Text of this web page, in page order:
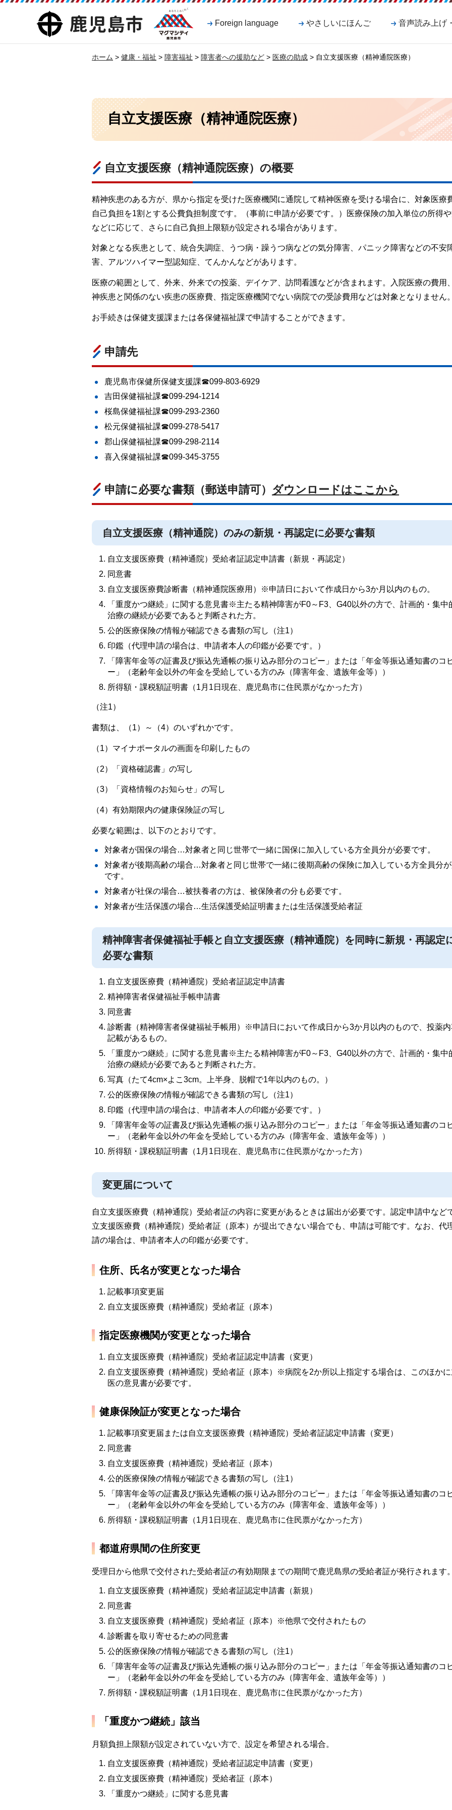
鹿児島市
マグマシティ
鹿児島市
Foreign language やさしいにほんご 音声読み上げ
ホーム > 健康・福祉 > 障害福祉 > 障害者への援助など > 医療の助成 > 自立支援医療（精神通院医療）
自立支援医療（精神通院医療）
自立支援医療（精神通院医療）の概要
精神疾患のある方が、県から指定を受けた医療機関に通院して精神医療を受ける場合に、対象医療
自己負担を1割とする公費負担制度です。（事前に申請が必要です。）医療保険の加入単位の所得
などに応じて、さらに自己負担上限額が設定される場合があります。
対象となる疾患として、統合失調症、うつ病・躁うつ病などの気分障害、パニック障害などの不安
害、アルツハイマー型認知症、てんかんなどがあります。
医療の範囲として、外来、外来での投薬、デイケア、訪問看護などが含まれます。入院医療の費用
神疾患と関係のない疾患の医療費、指定医療機関でない病院での受診費用などは対象となりません
お手続きは保健支援課または各保健福祉課で申請することができます。
申請先
鹿児島市保健所保健支援課☎099-803-6929
吉田保健福祉課☎099-294-1214
桜島保健福祉課☎099-293-2360
松元保健福祉課☎099-278-5417
郡山保健福祉課☎099-298-2114
喜入保健福祉課☎099-345-3755
申請に必要な書類（郵送申請可） ダウンロードはここから
自立支援医療（精神通院）のみの新規・再認定に必要な書類
自立支援医療費（精神通院）受給者証認定申請書（新規・再認定）
同意書
自立支援医療費診断書（精神通院医療用）※申請日において作成日から3か月以内のもの。
「重度かつ継続」に関する意見書※主たる精神障害がF0～F3、G40以外の方で、計画的・集中
治療の継続が必要であると判断された方。
公的医療保険の情報が確認できる書類の写し（注1）
印鑑（代理申請の場合は、申請者本人の印鑑が必要です。）
「障害年金等の証書及び振込先通帳の振り込み部分のコピー」または「年金等振込通知書のコ
ー」（老齢年金以外の年金を受給している方のみ（障害年金、遺族年金等））
所得額・課税額証明書（1月1日現在、鹿児島市に住民票がなかった方）
（注1）
書類は、（1）～（4）のいずれかです。
（1）マイナポータルの画面を印刷したもの
（2）「資格確認書」の写し
（3）「資格情報のお知らせ」の写し
（4）有効期限内の健康保険証の写し
必要な範囲は、以下のとおりです。
対象者が国保の場合…対象者と同じ世帯で一緒に国保に加入している方全員分が必要です。
対象者が後期高齢の場合…対象者と同じ世帯で一緒に後期高齢の保険に加入している方全員分
です。
対象者が社保の場合…被扶養者の方は、被保険者の分も必要です。
対象者が生活保護の場合…生活保護受給証明書または生活保護受給者証
精神障害者保健福祉手帳と自立支援医療（精神通院）を同時に新規・再認定
必要な書類
自立支援医療費（精神通院）受給者証認定申請書
精神障害者保健福祉手帳申請書
同意書
診断書（精神障害者保健福祉手帳用）※申請日において作成日から3か月以内のもので、投薬
記載があるもの。
「重度かつ継続」に関する意見書※主たる精神障害がF0～F3、G40以外の方で、計画的・集中
治療の継続が必要であると判断された方。
写真（たて4cm×よこ3cm。上半身、脱帽で1年以内のもの。）
公的医療保険の情報が確認できる書類の写し（注1）
印鑑（代理申請の場合は、申請者本人の印鑑が必要です。）
「障害年金等の証書及び振込先通帳の振り込み部分のコピー」または「年金等振込通知書のコ
ー」（老齢年金以外の年金を受給している方のみ（障害年金、遺族年金等））
所得額・課税額証明書（1月1日現在、鹿児島市に住民票がなかった方）
変更届について
自立支援医療費（精神通院）受給者証の内容に変更があるときは届出が必要です。認定申請中など
立支援医療費（精神通院）受給者証（原本）が提出できない場合でも、申請は可能です。なお、代
請の場合は、申請者本人の印鑑が必要です。
住所、氏名が変更となった場合
記載事項変更届
自立支援医療費（精神通院）受給者証（原本）
指定医療機関が変更となった場合
自立支援医療費（精神通院）受給者証認定申請書（変更）
自立支援医療費（精神通院）受給者証（原本）※病院を2か所以上指定する場合は、このほか
医の意見書が必要です。
健康保険証が変更となった場合
記載事項変更届または自立支援医療費（精神通院）受給者証認定申請書（変更）
同意書
自立支援医療費（精神通院）受給者証（原本）
公的医療保険の情報が確認できる書類の写し（注1）
「障害年金等の証書及び振込先通帳の振り込み部分のコピー」または「年金等振込通知書のコ
ー」（老齢年金以外の年金を受給している方のみ（障害年金、遺族年金等））
所得額・課税額証明書（1月1日現在、鹿児島市に住民票がなかった方）
都道府県間の住所変更
受理日から他県で交付された受給者証の有効期限までの期間で鹿児島県の受給者証が発行されます
自立支援医療費（精神通院）受給者証認定申請書（新規）
同意書
自立支援医療費（精神通院）受給者証（原本）※他県で交付されたもの
診断書を取り寄せるための同意書
公的医療保険の情報が確認できる書類の写し（注1）
「障害年金等の証書及び振込先通帳の振り込み部分のコピー」または「年金等振込通知書のコ
ー」（老齢年金以外の年金を受給している方のみ（障害年金、遺族年金等））
所得額・課税額証明書（1月1日現在、鹿児島市に住民票がなかった方）
「重度かつ継続」該当
月額負担上限額が設定されていない方で、設定を希望される場合。
自立支援医療費（精神通院）受給者証認定申請書（変更）
自立支援医療費（精神通院）受給者証（原本）
「重度かつ継続」に関する意見書